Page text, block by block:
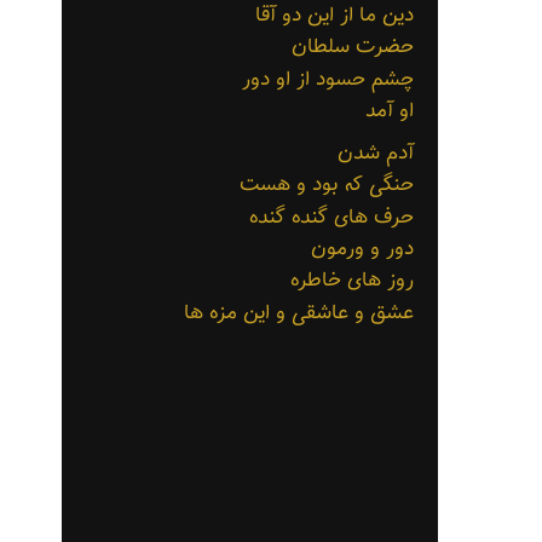
دین ما از این دو آقا
حضرت سلطان
چشم حسود از او دور
او آمد
آدم شدن
حنگی که بود و هست
حرف های گنده گنده
دور و ورمون
روز های خاطره
عشق و عاشقی و این مزه ها